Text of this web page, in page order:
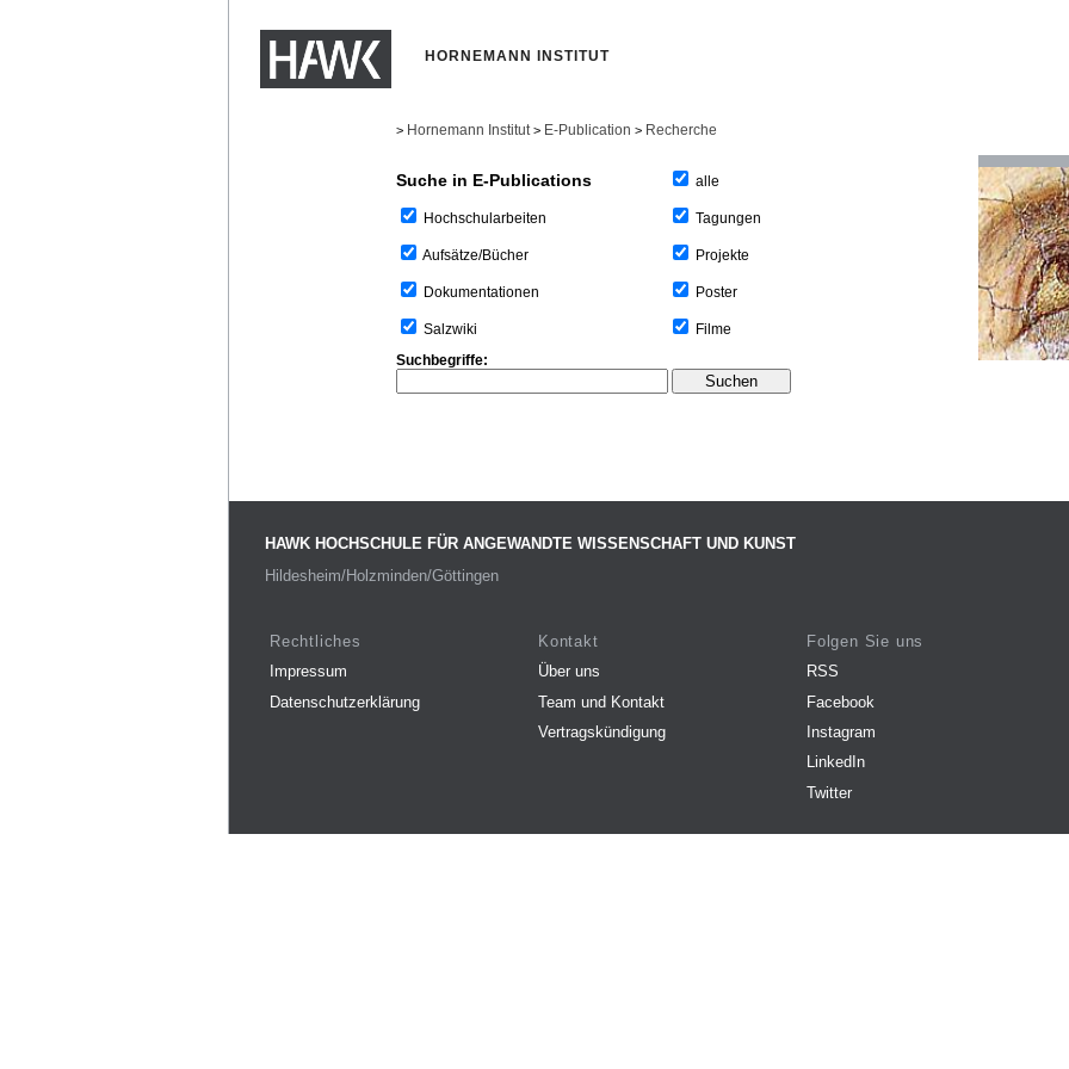
HORNEMANN INSTITUT
> Hornemann Institut > E-Publication > Recherche
Suche in E-Publications
Hochschularbeiten
Aufsätze/Bücher
Dokumentationen
Salzwiki
alle
Tagungen
Projekte
Poster
Filme
Suchbegriffe:
HAWK HOCHSCHULE FÜR ANGEWANDTE WISSENSCHAFT UND KUNST
Hildesheim/Holzminden/Göttingen
Rechtliches
Impressum
Datenschutzerklärung
Kontakt
Über uns
Team und Kontakt
Vertragskündigung
Folgen Sie uns
RSS
Facebook
Instagram
LinkedIn
Twitter